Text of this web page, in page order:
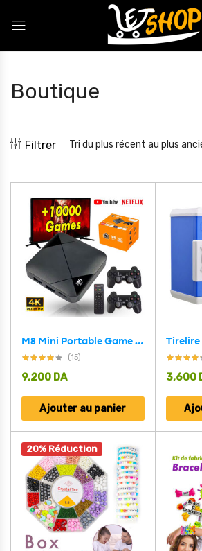
Boutique
Filtrer Tri du plus récent au plus
M8 Mini Portable Game Box 4K Android TV BOX Video Gaming Console 10000 Games 64GB
(15)
9,200 DA
Ajouter au panier
3,600
20% Réduction